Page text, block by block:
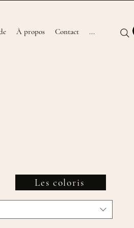
À propos Contact ...
Les coloris